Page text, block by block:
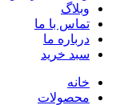
وبلاگ
تماس با ما
درباره ما
سبد خرید
خانه
محصولات